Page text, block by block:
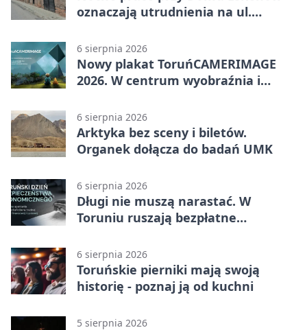
oznaczają utrudnienia na ul.
6 sierpnia 2026
Nowy plakat ToruńCAMERIMAGE
2026. W centrum wyobraźnia i
6 sierpnia 2026
Arktyka bez sceny i biletów.
Organek dołącza do badań UMK
6 sierpnia 2026
Długi nie muszą narastać. W
Toruniu ruszają bezpłatne
6 sierpnia 2026
Toruńskie pierniki mają swoją
historię - poznaj ją od kuchni
5 sierpnia 2026